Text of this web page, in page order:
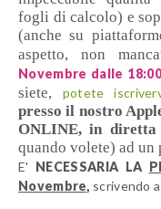
fogli di calcolo) e
(anche su
aspetto, non
Novembre dalle
siete, potete
presso il nostro
ONLINE, in
quando volete) ad un
E' NECESSARIA LA
Novembre, scrivendo